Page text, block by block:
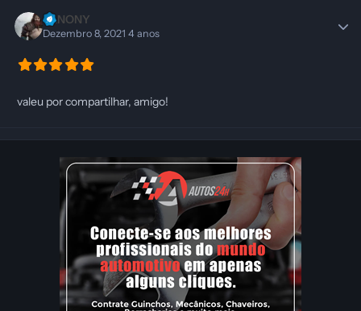
LANONY
Dezembro 8, 20214 anos
valeu por compartilhar, amigo!